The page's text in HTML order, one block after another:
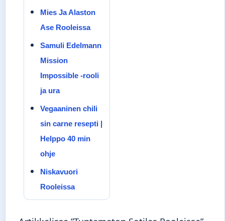
Mies Ja Alaston
Ase Rooleissa
Samuli Edelmann
Mission
Impossible -rooli
ja ura
Vegaaninen chili
sin carne resepti |
Helppo 40 min
ohje
Niskavuori
Rooleissa